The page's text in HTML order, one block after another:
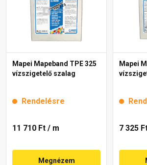
Mapei Mapeband TPE 325
vízszigetelő szalag
Rendelésre
11 710 Ft / m
Megnézem
Mapei
7 325